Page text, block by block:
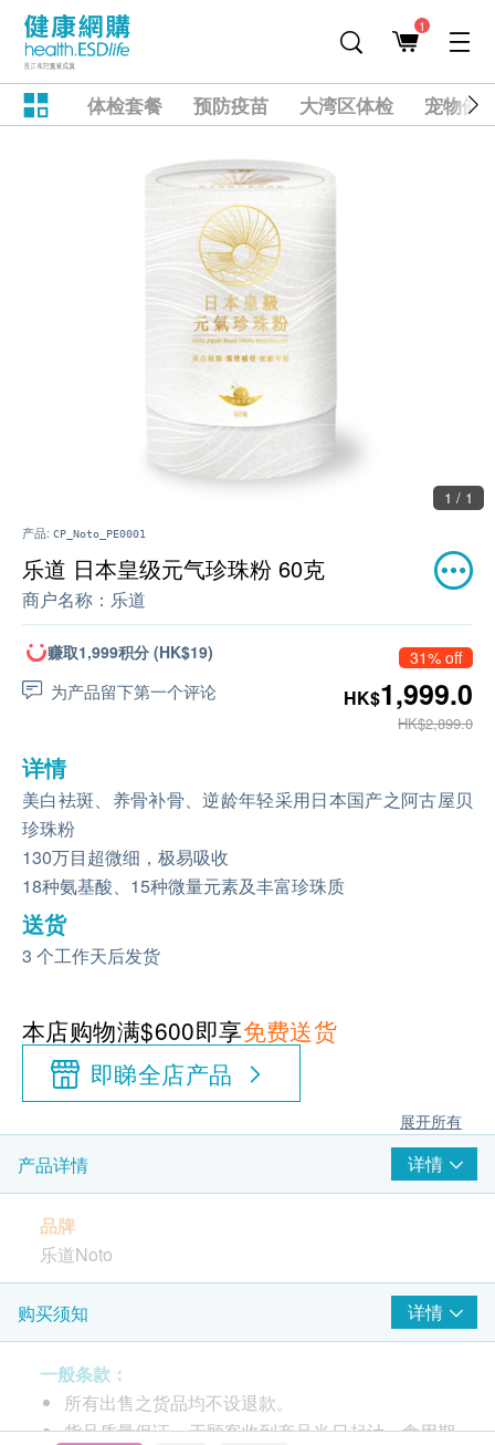
1
体检套餐 预防疫苗 大湾区体检 宠物健
1 / 1
产品: CP_Noto_PE0001
乐道 日本皇级元气珍珠粉 60克
商户名称： 乐道
赚取1,999积分 (HK$19)
为产品留下第一个评论
31% off
HK$1,999.0
HK$2,899.0
详情
美白袪斑、养骨补骨、逆龄年轻采用日本国产之阿古屋贝
珍珠粉
130万目超微细，极易吸收
18种氨基酸、15种微量元素及丰富珍珠质
送货
3 个工作天后发货
本店购物满$600即享免费送货
即睇全店产品
展开所有
产品详情 详情
品牌
乐道Noto
包装
60克
产地
日本
购买须知 详情
一般条款：
所有出售之货品均不设退款。
货品质量保证，于顾客收到产品当日起计，食用期